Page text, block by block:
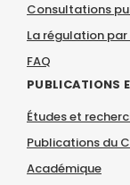
Consultations
La régulation
FAQ
PUBLICATIONS
Études et
Publications du
Académique